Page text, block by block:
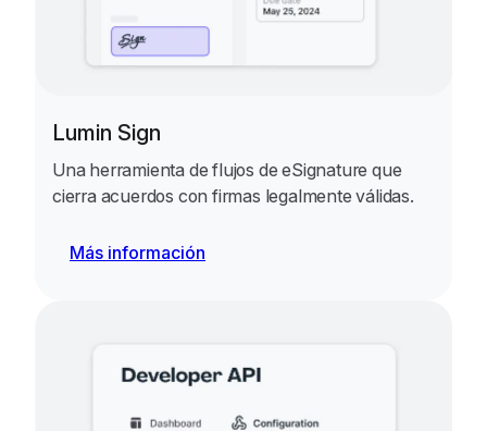
Lumin Sign
Una herramienta de flujos de eSignature que
cierra acuerdos con firmas legalmente válidas.
Más información